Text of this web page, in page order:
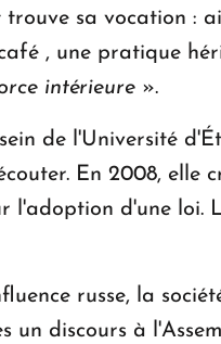
sa vocation :
, une pratique
intérieure ».
de l'Université
En 2008, elle
l'adoption d'une loi.
russe, la
un discours à